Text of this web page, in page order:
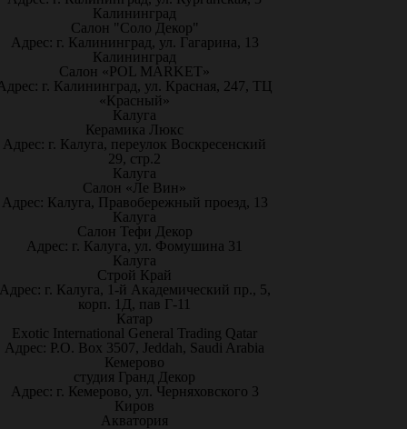
Калининград
Салон "Соло Декор"
Адрес: г. Калининград, ул. Гагарина, 13
Калининград
Салон «POL MARKET»
г. Калининград, ул. Красная, 247, ТЦ
«Красный»
Калуга
Керамика Люкс
Адрес: г. Калуга, переулок Воскресенский
29, стр.2
Калуга
Салон «Ле Вин»
Адрес: Калуга, Правобережный проезд, 13
Калуга
Салон Тефи Декор
Адрес: г. Калуга, ул. Фомушина 31
Калуга
Строй Край
г. Калуга, 1-й Академический пр., 5,
корп. 1Д, пав Г-11
Катар
Exotic International General Trading Qatar
Адрес: P.O. Box 3507, Jeddah, Saudi Arabia
Кемерово
студия Гранд Декор
Адрес: г. Кемерово, ул. Черняховского 3
Киров
Акватория